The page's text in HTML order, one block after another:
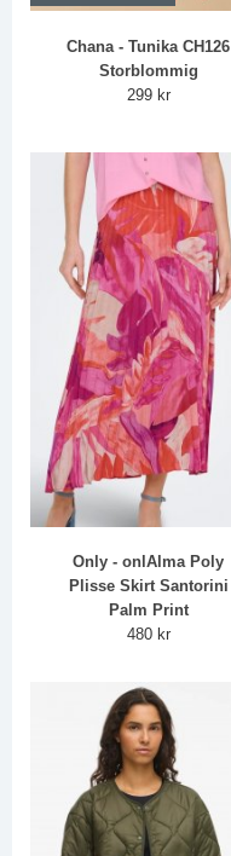
Chana - Tunika CH126
Storblommig
299 kr
Only - onlAlma Poly
Plisse Skirt Santorini
Palm Print
480 kr